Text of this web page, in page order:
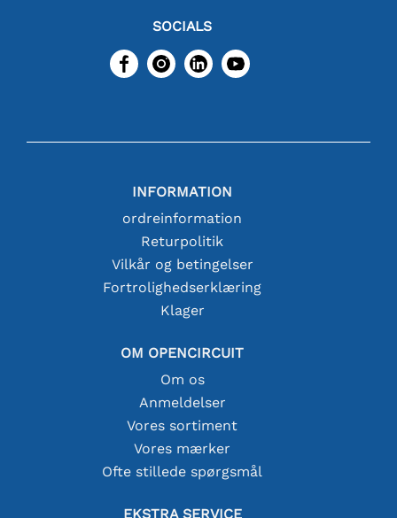
SOCIALS
INFORMATION
ordreinformation
Returpolitik
Vilkår og betingelser
Fortrolighedserklæring
Klager
OM OPENCIRCUIT
Om os
Anmeldelser
Vores sortiment
Vores mærker
Ofte stillede spørgsmål
EKSTRA SERVICE